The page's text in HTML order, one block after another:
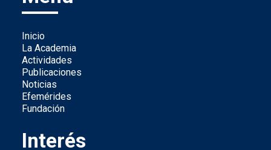
Inicio
La Academia
Actividades
Publicaciones
Noticias
Efemérides
Fundación
Interés